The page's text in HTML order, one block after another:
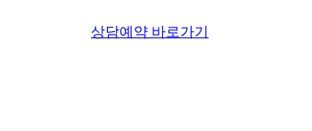
상담예약 바로가기